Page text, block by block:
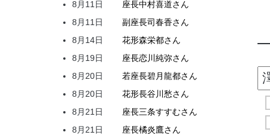
8月11日
座長中村喜道さん
8月11日
副座長司春香さん
8月14日
花形森栄都さん
8月19日
座長恋川 純弥さん
8月20日
若座長碧月龍都さん
8月20日
花形長谷川 愁さん
8月21日
座長三条すすむさん
8月21日
座長橘炎鷹さん